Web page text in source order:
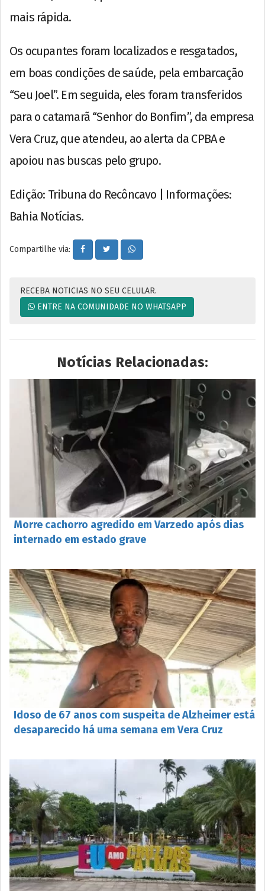
mais rápida.
Os ocupantes foram localizados e resgatados,
em boas condições de saúde, pela embarcação
“Seu Joel”. Em seguida, eles foram transferidos
para o catamarã “Senhor do Bonfim”, da empresa
Vera Cruz, que atendeu, ao alerta da CPBA e
apoiou nas buscas pelo grupo.
Edição: Tribuna do Recôncavo | Informações:
Bahia Notícias.
Compartilhe via:
RECEBA NOTICIAS NO SEU CELULAR.
ENTRE NA COMUNIDADE NO WHATSAPP
Notícias Relacionadas:
Morre cachorro agredido em Varzedo após dias
internado em estado grave
Idoso de 67 anos com suspeita de Alzheimer está
desaparecido há uma semana em Vera Cruz